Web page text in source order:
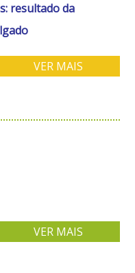
resultado da
VER MAIS
VER MAIS